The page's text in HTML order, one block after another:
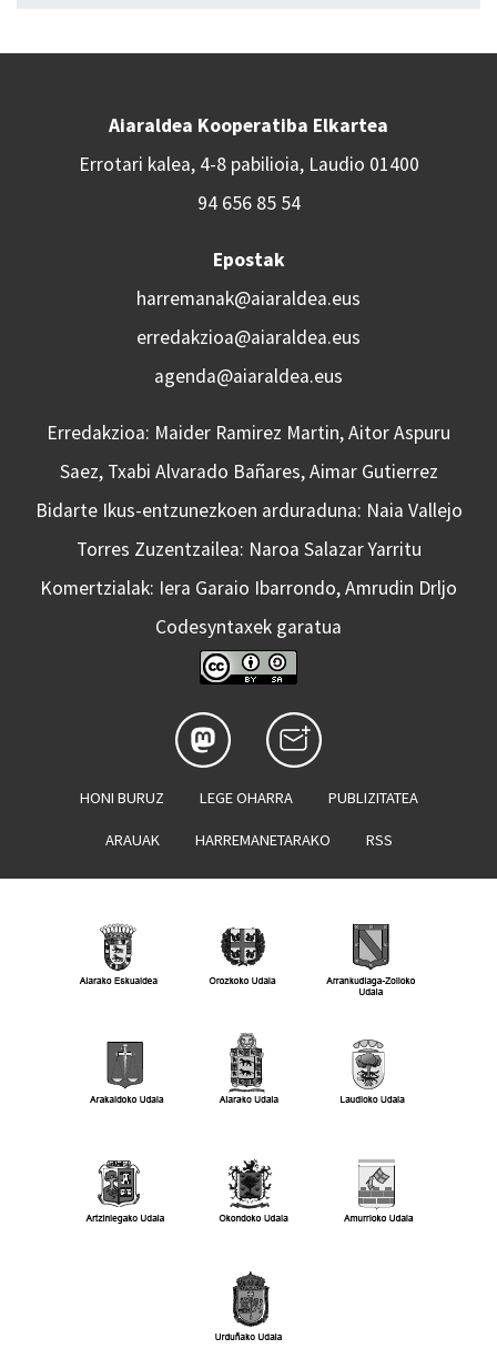
Aiaraldea Kooperatiba Elkartea
Errotari kalea, 4-8 pabilioia, Laudio 01400
94 656 85 54
Epostak
harremanak@aiaraldea.eus
erredakzioa@aiaraldea.eus
agenda@aiaraldea.eus
Erredakzioa: Maider Ramirez Martin, Aitor Aspuru
Saez, Txabi Alvarado Bañares, Aimar Gutierrez
Bidarte Ikus-entzunezkoen arduraduna: Naia Vallejo
Torres Zuzentzailea: Naroa Salazar Yarritu
Komertzialak: Iera Garaio Ibarrondo, Amrudin Drljo
Codesyntaxek garatua
HONI BURUZ LEGE OHARRA PUBLIZITATEA
ARAUAK HARREMANETARAKO RSS